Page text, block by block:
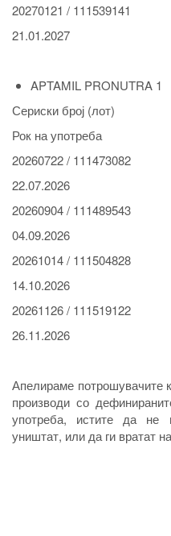
20270121 / 111539141
21.01.2027
APTAMIL PRONUTRA 1
Сериски број (лот)
Рок на употреба
20260722 / 111473082
22.07.2026
20260904 / 111489543
04.09.2026
20261014 / 111504828
14.10.2026
20261126 / 111519122
26.11.2026
Апелираме потрошувачите
производи со
употреба, истите да не
уништат, или да ги вратат